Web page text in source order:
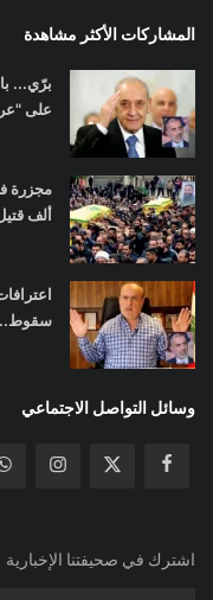
المشاركات الأكثر مشاهدة
برّي...
على
ألف
وسائل التواصل الاجتماعي
اشترك في صحيفتنا الإخبارية